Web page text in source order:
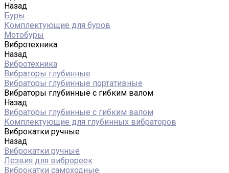
Назад
Буры
Комплектующие для буров
Мотобуры
Вибротехника
Назад
Вибротехника
Вибраторы глубинные
Вибраторы глубинные портативные
Вибраторы глубинные с гибким валом
Назад
Вибраторы глубинные с гибким валом
Комплектующие для глубинных вибраторов
Виброкатки ручные
Назад
Виброкатки ручные
Лезвия для виброреек
Виброкатки самоходные